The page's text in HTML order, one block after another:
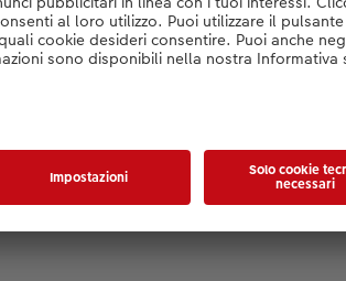
Editor wird geladen...